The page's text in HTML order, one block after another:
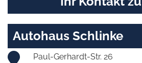
Autohaus Schlinke
Paul-Gerhardt-Str. 26